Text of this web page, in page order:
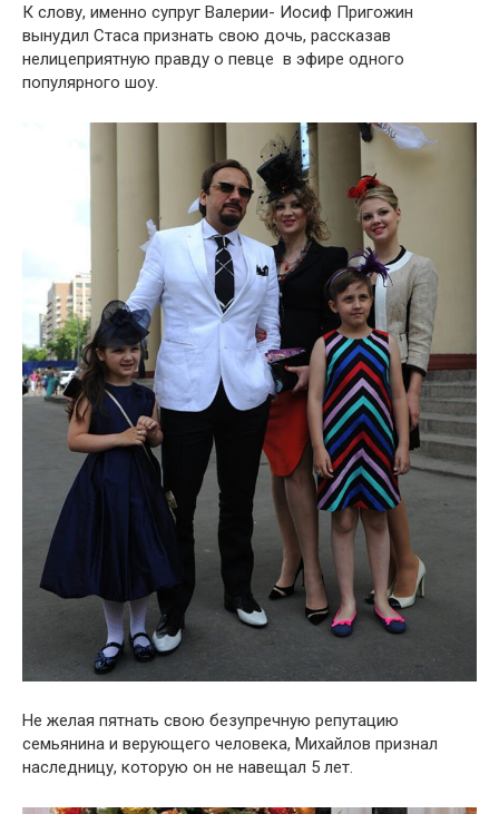
К слову, именно супруг Валерии- Иосиф Пригожин
вынудил Стаса признать свою дочь, рассказав
нелицеприятную правду о певце в эфире одного
популярного шоу.
Не желая пятнать свою безупречную репутацию
семьянина и верующего человека, Михайлов признал
наследницу, которую он не навещал 5 лет.